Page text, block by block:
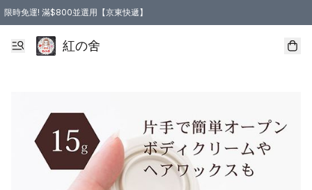
限時免運! 滿$800並選用【京東快遞】
紅の舍